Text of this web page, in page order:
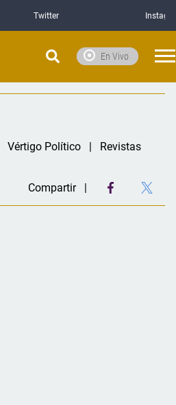
Twitter
En Vivo
Vértigo Político
Revistas
Compartir